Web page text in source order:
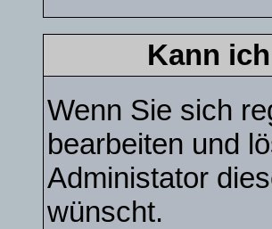
Kann
Wenn Sie sich
bearbeiten und
Administator
wünscht.